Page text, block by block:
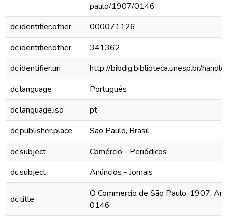
paulo/1907/0146
dc.identifier.other
000071126
dc.identifier.other
341362
dc.identifier.uri
http://bibdig.biblioteca.unesp.br/
dc.language
Português
dc.language.iso
pt
dc.publisher.place
São Paulo, Brasil
dc.subject
Comércio - Periódicos
dc.subject
Anúncios - Jornais
dc.title
O Commercio de São Paulo, 1907,
0146